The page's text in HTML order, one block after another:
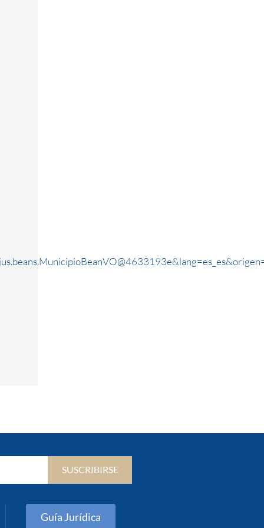
SUSCRIBIRSE
Guía Jurídica